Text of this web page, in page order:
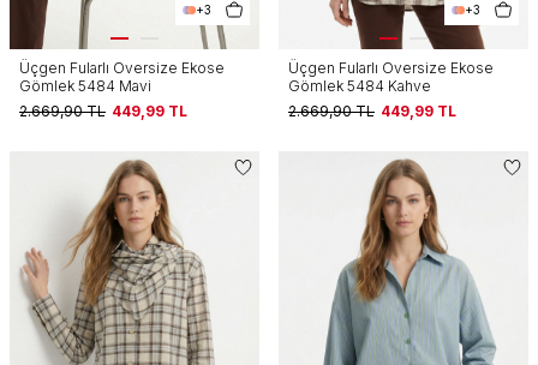
+3
Üçgen Fularlı Oversize Ekose
Gömlek 5484 Mavi
2.669,90TL 449,99 TL
+3
Üçgen Fularlı Oversize Ekose
Gömlek 5484 Kahve
2.669,90TL 449,99 TL